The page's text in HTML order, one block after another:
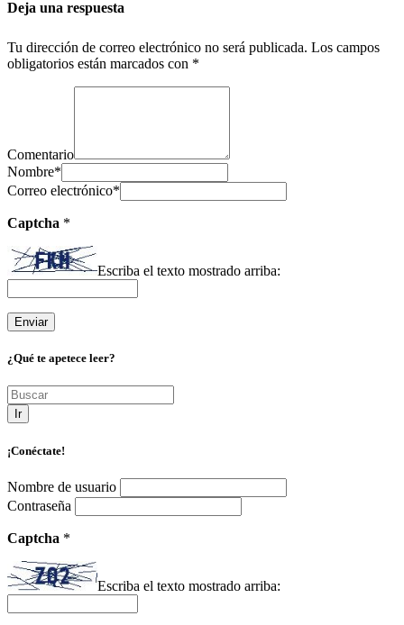
Deja una respuesta
Tu dirección de correo electrónico no será publicada. Los campos
obligatorios están marcados con *
Comentario
Nombre*
Correo electrónico*
Captcha *
Escriba el texto mostrado arriba:
¿Qué te apetece leer?
Ir
¡Conéctate!
Nombre de usuario
Contraseña
Captcha *
Escriba el texto mostrado arriba: